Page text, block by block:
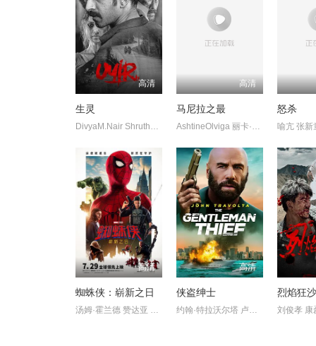
高清
生灵
高清
马尼拉之最 怒杀
高清
蜘蛛侠：崭新之日
汤姆·霍兰德 赞达亚 萨迪·辛克
高清
侠盗绅士
约翰·特拉沃尔塔 卢卡斯·哈斯
烈焰狂沙
刘俊孝 康